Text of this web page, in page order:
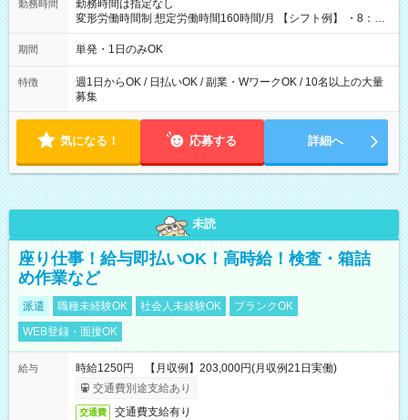
勤務時間
勤務時間は指定なし
変形労働時間制 想定労働時間160時間/月 【シフト例】 ・8：00
～21：00
期間 単発・1日のみOK
特徴
週1日からOK / 日払いOK / 副業・WワークOK / 10名以上の大量
募集
気になる！ 応募する 詳細へ
未読
座り仕事！給与即払いOK！高時給！検査・箱詰
め作業など
派遣 職種未経験OK 社会人未経験OK
ブランクOK
WEB登録・面接OK
給与
時給1250円 【月収例】203,000円(月収例21日実働)
交通費別途支給あり
交通費 交通費支給有り